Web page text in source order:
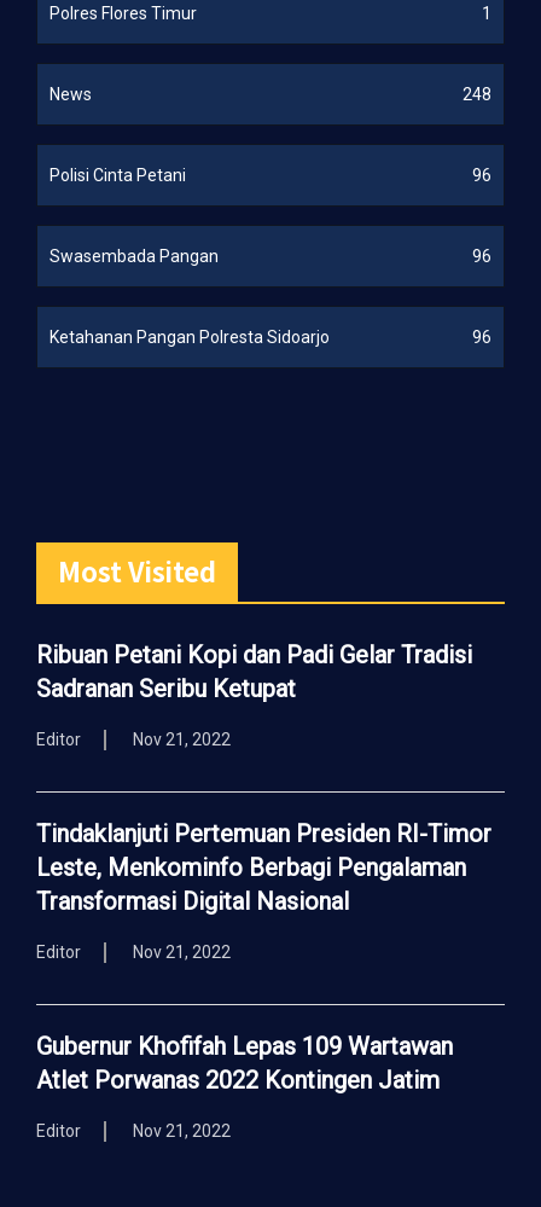
Polres Flores Timur 1
News 248
Polisi Cinta Petani 96
Swasembada Pangan 96
Ketahanan Pangan Polresta Sidoarjo 96
Most Visited
Ribuan Petani Kopi dan Padi Gelar Tradisi
Sadranan Seribu Ketupat
Editor Nov 21, 2022
Tindaklanjuti Pertemuan Presiden RI-Timor
Leste, Menkominfo Berbagi Pengalaman
Transformasi Digital Nasional
Editor Nov 21, 2022
Gubernur Khofifah Lepas 109 Wartawan
Atlet Porwanas 2022 Kontingen Jatim
Editor Nov 21, 2022